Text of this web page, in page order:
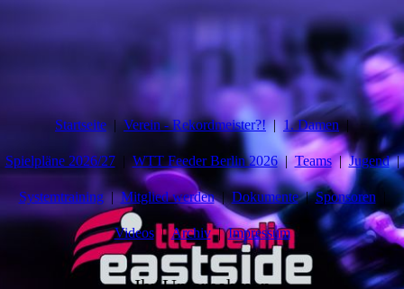
Startseite Verein - Rekordmeister?! 1. Damen
Spielpläne 2026/27 WTT Feeder Berlin 2026 Teams Jugend
Systemtraining Mitglied werden Dokumente Sponsoren
Videos Archiv Impressum